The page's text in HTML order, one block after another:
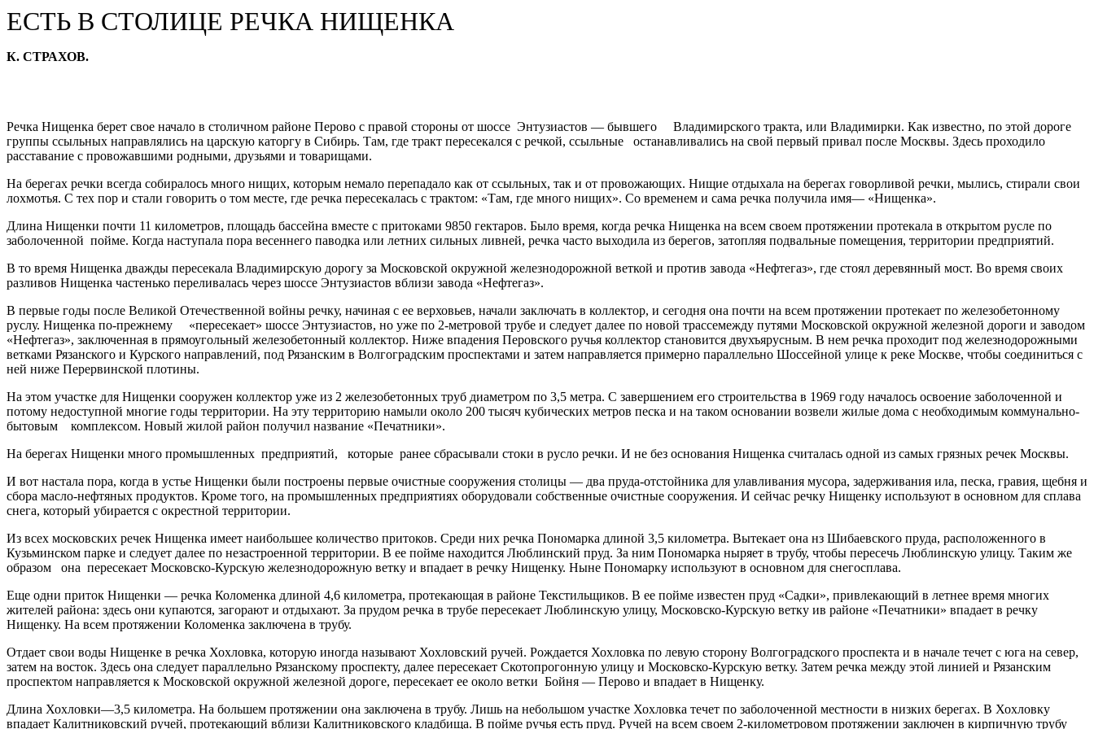
ЕСТЬ В СТОЛИЦЕ РЕЧКА НИЩЕНКА
К. СТРАХОВ.
Речка Нищенка берет свое начало в столичном районе Перово с правой стороны от шоссе Энтузиастов — бывшего Владимирского тракта, или Владимирки. Как известно, по этой дороге
группы ссыльных направлялись на царскую каторгу в Сибирь. Там, где тракт пересекался с речкой, ссыльные останавливались на свой первый привал после Москвы. Здесь проходило
расставание с провожавшими родными, друзьями и товарищами.
На берегах речки всегда собиралось много нищих, которым немало перепадало как от ссыльных, так и от провожающих. Нищие отдыхала на берегах говорливой речки, мылись, стирали свои
лохмотья. С тех пор и стали говорить о том месте, где речка пересекалась с трактом: «Там, где много нищих». Со временем и сама речка получила имя— «Нищенка».
Длина Нищенки почти 11 километров, площадь бассейна вместе с притоками 9850 гектаров. Было время, когда речка Нищенка на всем своем протяжении протекала в открытом русле по
заболоченной пойме. Когда наступала пора весеннего паводка или летних сильных ливней, речка часто выходила из берегов, затопляя подвальные помещения, территории предприятий.
В то время Нищенка дважды пересекала Владимирскую дорогу за Московской окружной железнодорожной веткой и против завода «Нефтегаз», где стоял деревянный мост. Во время своих
разливов Нищенка частенько переливалась через шоссе Энтузиастов вблизи завода «Нефтегаз».
В первые годы после Великой Отечественной войны речку, начиная с ее верховьев, начали заключать в коллектор, и сегодня она почти на всем протяжении протекает по железобетонному
руслу. Нищенка по-прежнему «пересекает» шоссе Энтузиастов, но уже по 2-метровой трубе и следует далее по новой трассемежду путями Московской окружной железной дороги и заводом
«Нефтегаз», заключенная в прямоугольный железобетонный коллектор. Ниже впадения Перовского ручья коллектор становится двухъярусным. В нем речка проходит под железнодорожными
ветками Рязанского и Курского направлений, под Рязанским в Волгоградским проспектами и затем направляется примерно параллельно Шоссейной улице к реке Москве, чтобы соединиться с
ней ниже Перервинской плотины.
На этом участке для Нищенки сооружен коллектор уже из 2 железобетонных труб диаметром по 3,5 метра. С завершением его строительства в 1969 году началось освоение заболоченной и
потому недоступной многие годы территории. На эту территорию намыли около 200 тысяч кубических метров песка и на таком основании возвели жилые дома с необходимым коммунально-
бытовым комплексом. Новый жилой район получил название «Печатники».
На берегах Нищенки много промышленных предприятий, которые ранее сбрасывали стоки в русло речки. И не без основания Нищенка считалась одной из самых грязных речек Москвы.
И вот настала пора, когда в устье Нищенки были построены первые очистные сооружения столицы — два пруда-отстойника для улавливания мусора, задерживания ила, песка, гравия, щебня и
сбора масло-нефтяных продуктов. Кроме того, на промышленных предприятиях оборудовали собственные очистные сооружения. И сейчас речку Нищенку используют в основном для сплава
снега, который убирается с окрестной территории.
Из всех московских речек Нищенка имеет наибольшее количество притоков. Среди них речка Пономарка длиной 3,5 километра. Вытекает она нз Шибаевского пруда, расположенного в
Кузьминском парке и следует далее по незастроенной территории. В ее пойме находится Люблинский пруд. За ним Пономарка ныряет в трубу, чтобы пересечь Люблинскую улицу. Таким же
образом она пересекает Московско-Курскую железнодорожную ветку и впадает в речку Нищенку. Ныне Пономарку используют в основном для снегосплава.
Еще одни приток Нищенки — речка Коломенка длиной 4,6 километра, протекающая в районе Текстильщиков. В ее пойме известен пруд «Садки», привлекающий в летнее время многих
жителей района: здесь они купаются, загорают и отдыхают. За прудом речка в трубе пересекает Люблинскую улицу, Московско-Курскую ветку ив районе «Печатники» впадает в речку
Нищенку. На всем протяжении Коломенка заключена в трубу.
Отдает свои воды Нищенке в речка Хохловка, которую иногда называют Хохловский ручей. Рождается Хохловка по левую сторону Волгоградского проспекта и в начале течет с юга на север,
затем на восток. Здесь она следует параллельно Рязанскому проспекту, далее пересекает Скотопрогонную улицу и Московско-Курскую ветку. Затем речка между этой линией и Рязанским
проспектом направляется к Московской окружной железной дороге, пересекает ее около ветки Бойня — Перово и впадает в Нищенку.
Длина Хохловки—3,5 километра. На большем протяжении она заключена в трубу. Лишь на небольшом участке Хохловка течет по заболоченной местности в низких берегах. В Хохловку
впадает Калитниковский ручей, протекающий вблизи Калитниковского кладбища. В пойме ручья есть пруд. Ручей на всем своем 2-километровом протяжении заключен в кирпичную трубу